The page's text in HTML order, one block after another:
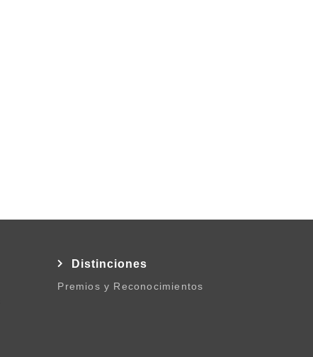
Distinciones
Premios y Reconocimientos